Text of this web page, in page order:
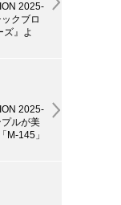
2025-
クブロ
ズ』よ
2025-
ルが美
M-145」